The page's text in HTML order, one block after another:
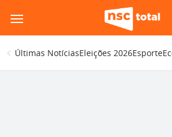
para
o
conteúdo
Últimas NotíciasEleições 2026Esporte